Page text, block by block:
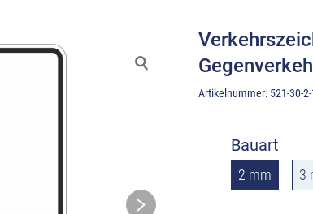
Artikelnummer: 521-30-
Bauart
2 mm 3